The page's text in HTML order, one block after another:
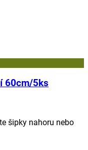
60cm/5ks
šipky nahoru nebo